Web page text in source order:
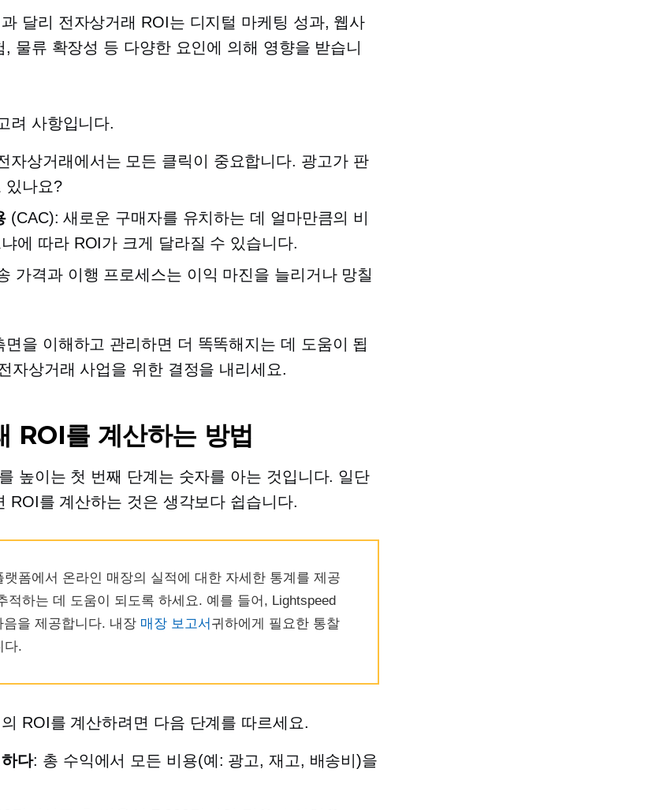
달리 전자상거래 ROI는 디지털 마케팅 성과, 웹사
, 물류 확장성 등 다양한 요인에 의해 영향을 받습니
려 사항입니다.
자상거래에서는 모든 클릭이 중요합니다. 광고가 판
있나요?
(CAC): 새로운 구매자를 유치하는 데 얼마만큼의 비
에 따라 ROI가 크게 달라질 수 있습니다.
가격과 이행 프로세스는 이익 마진을 늘리거나 망칠
면을 이해하고 관리하면 더 똑똑해지는 데 도움이 됩
자상거래 사업을 위한 결정을 내리세요.
ROI를 계산하는 방법
높이는 첫 번째 단계는 숫자를 아는 것입니다. 일단
ROI를 계산하는 것은 생각보다 쉽습니다.
랫폼에서 온라인 매장의 실적에 대한 자세한 통계를 제공
적하는 데 도움이 되도록 하세요. 예를 들어, Lightspeed
을 제공합니다. 내장 매장 보고서 귀하에게 필요한 통찰
다.
ROI를 계산하려면 다음 단계를 따르세요.
다: 총 수익에서 모든 비용(예: 광고, 재고, 배송비)을